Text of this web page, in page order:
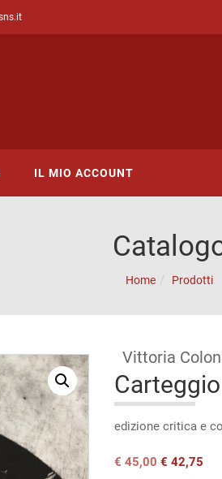
IL MIO ACCOUNT
Home Prodotti
Vittoria
Carteggio
edizione critica e
Il
€ 45,00Il€ 42,75